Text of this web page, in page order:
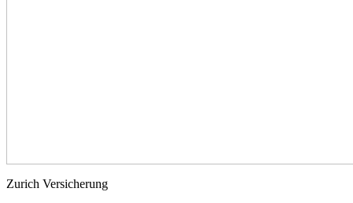
Zurich Versicherung